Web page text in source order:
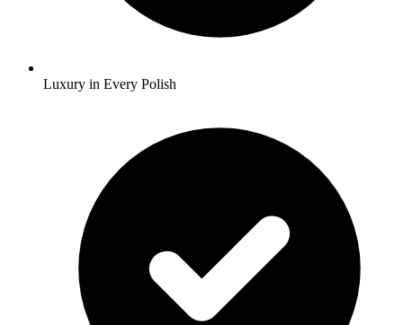
Luxury in Every Polish